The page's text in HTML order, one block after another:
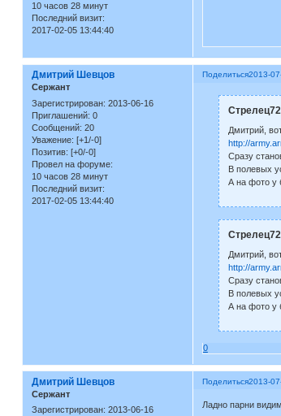
10 часов 28 минут
Последний визит:
2017-02-05 13:44:40
Поделиться2013-
Дмитрий Шевцов
Сержант
Зарегистрирован: 2013-06-16
Приглашений: 0
Сообщений: 20
Уважение: [+1/-0]
Позитив: [+0/-0]
Провел на форуме:
10 часов 28 минут
Последний визит:
2017-02-05 13:44:40
Дмитрий,
http://
Сразу
В полевых
А на фото у
Дмитрий,
http://
Сразу
В полевых
А на фото у
0
Поделиться2013-
Дмитрий Шевцов
Сержант
Зарегистрирован: 2013-06-16
Ладно парни